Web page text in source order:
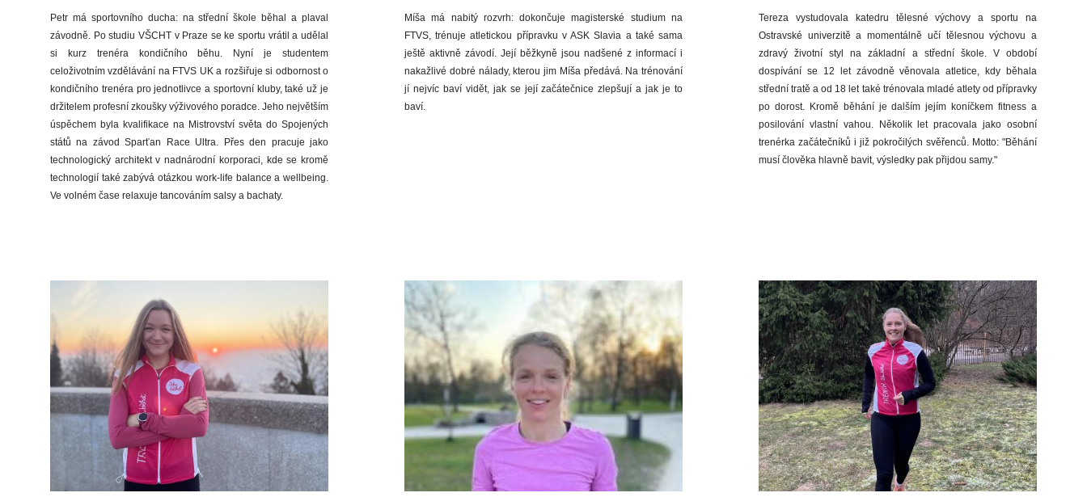
Petr má sportovního ducha: na střední škole běhal a plaval
závodně. Po studiu VŠCHT v Praze se ke sportu vrátil a udělal
si kurz trenéra kondičního běhu. Nyní je studentem
celoživotním vzdělávání na FTVS UK a rozšiřuje si odbornost o
kondičního trenéra pro jednotlivce a sportovní kluby, také už je
držitelem profesní zkoušky výživového poradce. Jeho největším
úspěchem byla kvalifikace na Mistrovství světa do Spojených
států na závod Sparťan Race Ultra. Přes den pracuje jako
technologický architekt v nadnárodní korporaci, kde se kromě
technologií také zabývá otázkou work-life balance a wellbeing.
Ve volném čase relaxuje tancováním salsy a bachaty.
Míša má nabitý rozvrh: dokončuje magisterské studium na
FTVS, trénuje atletickou přípravku v ASK Slavia a také sama
ještě aktivně závodí. Její běžkyně jsou nadšené z informací i
nakažlivé dobré nálady, kterou jim Míša předává. Na trénování
jí nejvíc baví vidět, jak se její začátečnice zlepšují a jak je to
baví.
Tereza vystudovala katedru tělesné výchovy a sportu na
Ostravské univerzitě a momentálně učí tělesnou výchovu a
zdravý životní styl na základní a střední škole. V období
dospívání se 12 let závodně věnovala atletice, kdy běhala
střední tratě a od 18 let také trénovala mladé atlety od přípravky
po dorost. Kromě běhání je dalším jejím koníčkem fitness a
posilování vlastní vahou. Několik let pracovala jako osobní
trenérka začátečníků i již pokročilých svěřenců. Motto: "Běhání
musí člověka hlavně bavit, výsledky pak přijdou samy."